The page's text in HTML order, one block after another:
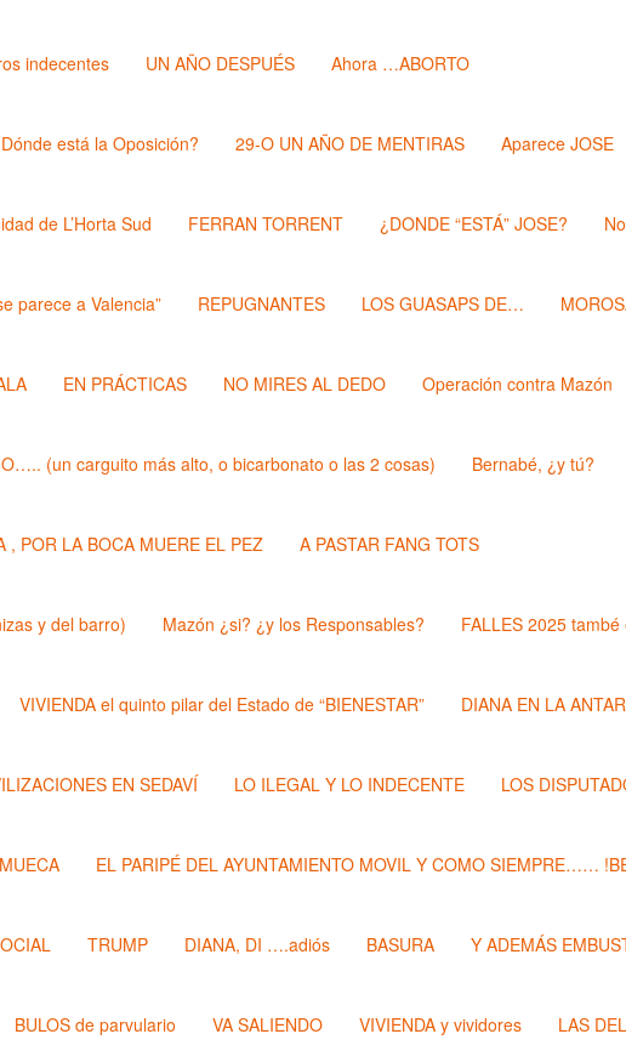
indecentes UN AÑO DESPUÉS Ahora …ABORTO
está la Oposición? 29-O UN AÑO DE MENTIRAS Aparece JOSE
de L’Horta Sud FERRAN TORRENT ¿DONDE “ESTÁ” JOSE?
parece a Valencia” REPUGNANTES LOS GUASAPS DE…
EN PRÁCTICAS NO MIRES AL DEDO Operación contra Mazón
(un carguito más alto, o bicarbonato o las 2 cosas) Bernabé, ¿y tú?
, POR LA BOCA MUERE EL PEZ A PASTAR FANG TOTS
y del barro) Mazón ¿si? ¿y los Responsables? FALLES 2025
VIVIENDA el quinto pilar del Estado de “BIENESTAR” DIANA EN LA
EN SEDAVÍ LO ILEGAL Y LO INDECENTE LOS
EL PARIPÉ DEL AYUNTAMIENTO MOVIL Y COMO SIEMPRE……
TRUMP DIANA, DI ….adiós BASURA Y ADEMÁS
BULOS de parvulario VA SALIENDO VIVIENDA y vividores LAS